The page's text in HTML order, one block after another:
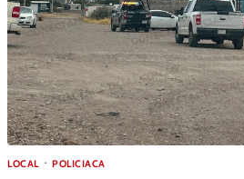
LOCAL POLICIACA